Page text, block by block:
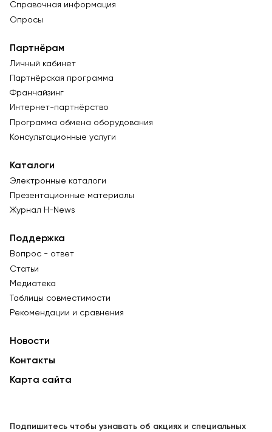
Справочная информация
Опросы
Партнёрам
Личный кабинет
Партнёрская программа
Франчайзинг
Интернет-партнёрство
Программа обмена оборудования
Консультационные услуги
Каталоги
Электронные каталоги
Презентационные материалы
Журнал Н-News
Поддержка
Вопрос - ответ
Статьи
Медиатека
Таблицы совместимости
Рекомендации и сравнения
Новости
Контакты
Карта сайта
Подпишитесь чтобы узнавать об акциях и специальных